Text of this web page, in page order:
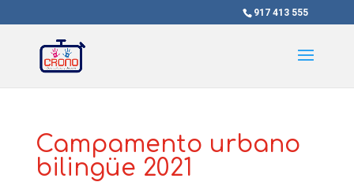
917 413 555
Campamento urbano
bilingüe 2021